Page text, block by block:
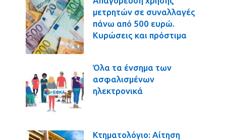
μετρητών σε συναλλαγές
πάνω από 500 ευρώ.
Κυρώσεις και πρόστιμα
Όλα τα ένσημα των
ασφαλισμένων
ηλεκτρονικά
Κτηματολόγιο: Αίτηση